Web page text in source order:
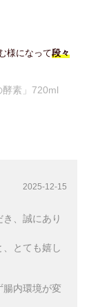
様になって段々
素」720ml
2025-12-15
、誠にあり
とても嬉し
内環境が変